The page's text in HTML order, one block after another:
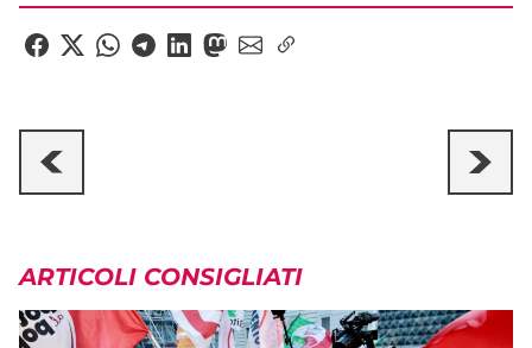
ARTICOLI CONSIGLIATI